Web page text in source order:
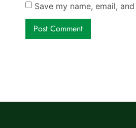
Save my name, email,